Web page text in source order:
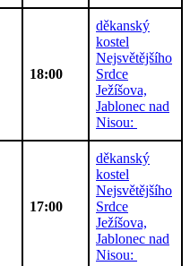
18:00
děkanský
kostel
Nejsvětějšího
Srdce
Ježíšova,
Jablonec nad
Nisou:
17:00
děkanský
kostel
Nejsvětějšího
Srdce
Ježíšova,
Jablonec nad
Nisou: